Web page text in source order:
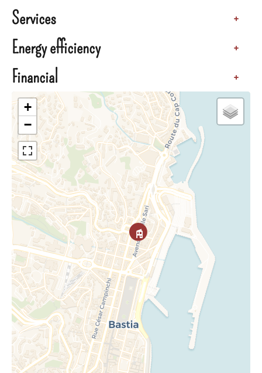
Services +
Energy efficiency +
Financial +
+
−